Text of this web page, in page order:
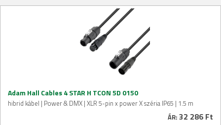
Adam Hall Cables 4 STAR H TCON 5D 0150
hibrid kábel | Power & DMX | XLR 5-pin x power X széria IP65 | 1.5 m
ÁR: 32 286 Ft